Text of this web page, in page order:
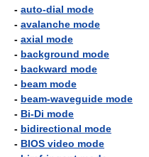
- auto-dial mode
- avalanche mode
- axial mode
- background mode
- backward mode
- beam mode
- beam-waveguide mode
- Bi-Di mode
- bidirectional mode
- BIOS video mode